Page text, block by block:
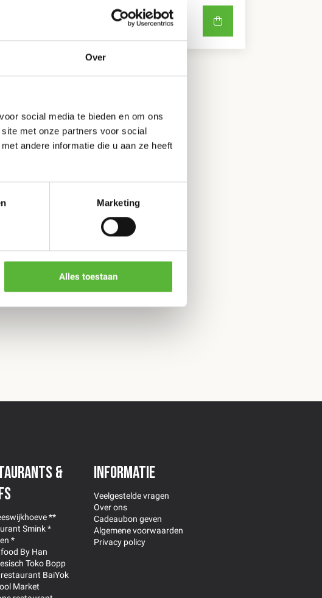
Over
social media te bieden en om ons
met onze partners voor social
andere informatie die u aan ze heeft
Marketing
Alles toestaan
,95
&
**
Smink *
*
By Han
Toko Bopp
BaiYok
Market
Informatie
Veelgestelde vragen
Over ons
Cadeaubon geven
Algemene voorwaarden
Privacy policy